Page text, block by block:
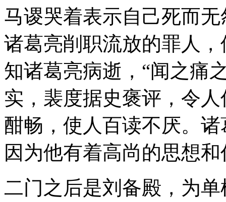
马谡哭着表示自己死而
诸葛亮削职流放的罪人
知诸葛亮病逝，“闻之痛
实，裴度据史褒评，令
酣畅，使人百读不厌。
因为他有着高尚的思想
二门之后是刘备殿，为